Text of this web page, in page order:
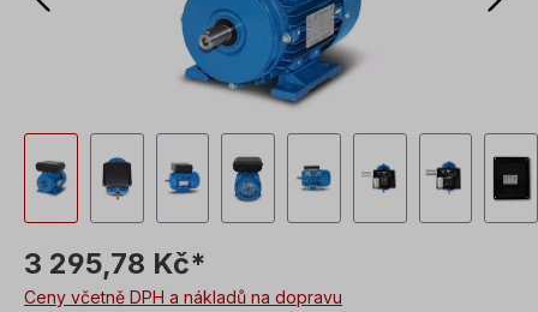
3 295,78 Kč*
Ceny včetně DPH a nákladů na dopravu